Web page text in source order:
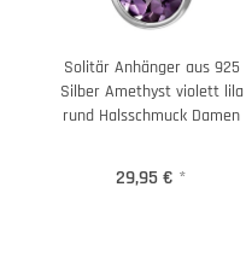
Solitär Anhänger aus 925
Silber Amethyst violett lila
rund Halsschmuck Damen
29,95 € *